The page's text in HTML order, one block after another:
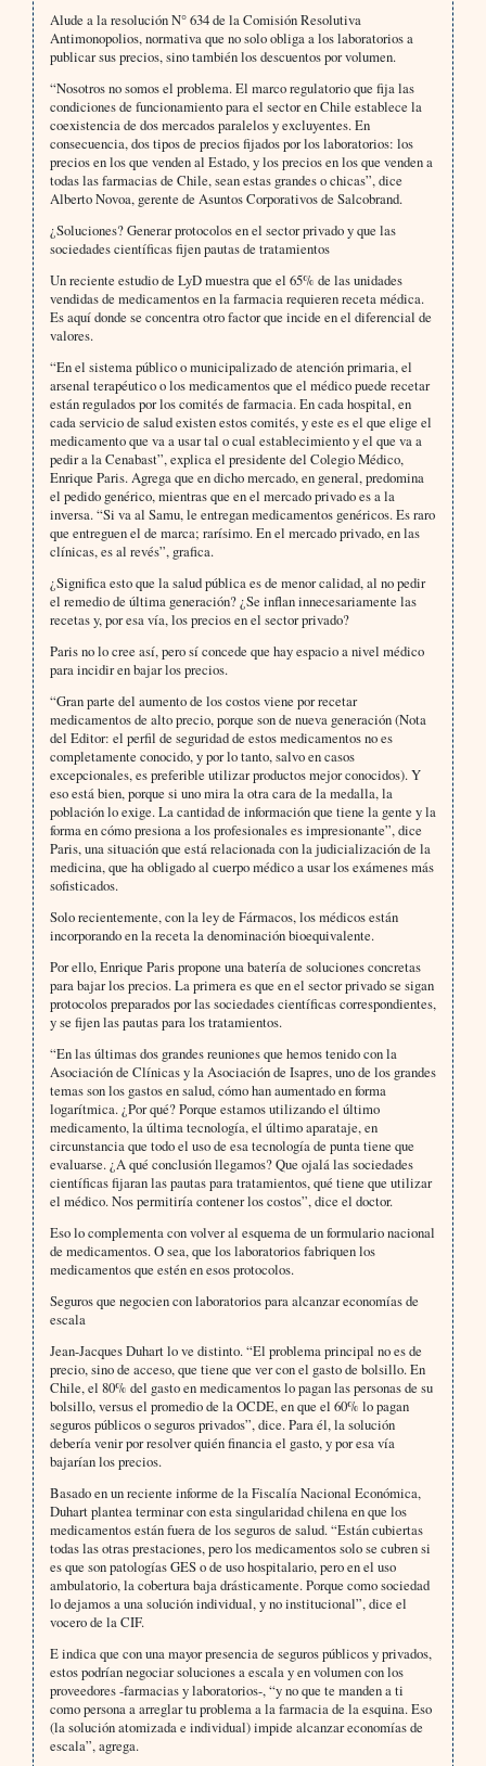
Alude a la resolución N° 634 de la Comisión Resolutiva
Antimonopolios, normativa que no solo obliga a los laboratorios a
publicar sus precios, sino también los descuentos por volumen.
“Nosotros no somos el problema. El marco regulatorio que fija las
condiciones de funcionamiento para el sector en Chile establece la
coexistencia de dos mercados paralelos y excluyentes. En
consecuencia, dos tipos de precios fijados por los laboratorios: los
precios en los que venden al Estado, y los precios en los que venden a
todas las farmacias de Chile, sean estas grandes o chicas”, dice
Alberto Novoa, gerente de Asuntos Corporativos de Salcobrand.
¿Soluciones? Generar protocolos en el sector privado y que las
sociedades científicas fijen pautas de tratamientos
Un reciente estudio de LyD muestra que el 65% de las unidades
vendidas de medicamentos en la farmacia requieren receta médica.
Es aquí donde se concentra otro factor que incide en el diferencial de
valores.
“En el sistema público o municipalizado de atención primaria, el
arsenal terapéutico o los medicamentos que el médico puede recetar
están regulados por los comités de farmacia. En cada hospital, en
cada servicio de salud existen estos comités, y este es el que elige el
medicamento que va a usar tal o cual establecimiento y el que va a
pedir a la Cenabast”, explica el presidente del Colegio Médico,
Enrique Paris. Agrega que en dicho mercado, en general, predomina
el pedido genérico, mientras que en el mercado privado es a la
inversa. “Si va al Samu, le entregan medicamentos genéricos. Es raro
que entreguen el de marca; rarísimo. En el mercado privado, en las
clínicas, es al revés”, grafica.
¿Significa esto que la salud pública es de menor calidad, al no pedir
el remedio de última generación? ¿Se inflan innecesariamente las
recetas y, por esa vía, los precios en el sector privado?
Paris no lo cree así, pero sí concede que hay espacio a nivel médico
para incidir en bajar los precios.
“Gran parte del aumento de los costos viene por recetar
medicamentos de alto precio, porque son de nueva generación (Nota
del Editor: el perfil de seguridad de estos medicamentos no es
completamente conocido, y por lo tanto, salvo en casos
excepcionales, es preferible utilizar productos mejor conocidos). Y
eso está bien, porque si uno mira la otra cara de la medalla, la
población lo exige. La cantidad de información que tiene la gente y la
forma en cómo presiona a los profesionales es impresionante”, dice
Paris, una situación que está relacionada con la judicialización de la
medicina, que ha obligado al cuerpo médico a usar los exámenes más
sofisticados.
Solo recientemente, con la ley de Fármacos, los médicos están
incorporando en la receta la denominación bioequivalente.
Por ello, Enrique Paris propone una batería de soluciones concretas
para bajar los precios. La primera es que en el sector privado se sigan
protocolos preparados por las sociedades científicas correspondientes,
y se fijen las pautas para los tratamientos.
“En las últimas dos grandes reuniones que hemos tenido con la
Asociación de Clínicas y la Asociación de Isapres, uno de los grandes
temas son los gastos en salud, cómo han aumentado en forma
logarítmica. ¿Por qué? Porque estamos utilizando el último
medicamento, la última tecnología, el último aparataje, en
circunstancia que todo el uso de esa tecnología de punta tiene que
evaluarse. ¿A qué conclusión llegamos? Que ojalá las sociedades
científicas fijaran las pautas para tratamientos, qué tiene que utilizar
el médico. Nos permitiría contener los costos”, dice el doctor.
Eso lo complementa con volver al esquema de un formulario nacional
de medicamentos. O sea, que los laboratorios fabriquen los
medicamentos que estén en esos protocolos.
Seguros que negocien con laboratorios para alcanzar economías de
escala
Jean-Jacques Duhart lo ve distinto. “El problema principal no es de
precio, sino de acceso, que tiene que ver con el gasto de bolsillo. En
Chile, el 80% del gasto en medicamentos lo pagan las personas de su
bolsillo, versus el promedio de la OCDE, en que el 60% lo pagan
seguros públicos o seguros privados”, dice. Para él, la solución
debería venir por resolver quién financia el gasto, y por esa vía
bajarían los precios.
Basado en un reciente informe de la Fiscalía Nacional Económica,
Duhart plantea terminar con esta singularidad chilena en que los
medicamentos están fuera de los seguros de salud. “Están cubiertas
todas las otras prestaciones, pero los medicamentos solo se cubren si
es que son patologías GES o de uso hospitalario, pero en el uso
ambulatorio, la cobertura baja drásticamente. Porque como sociedad
lo dejamos a una solución individual, y no institucional”, dice el
vocero de la CIF.
E indica que con una mayor presencia de seguros públicos y privados,
estos podrían negociar soluciones a escala y en volumen con los
proveedores -farmacias y laboratorios-, “y no que te manden a ti
como persona a arreglar tu problema a la farmacia de la esquina. Eso
(la solución atomizada e individual) impide alcanzar economías de
escala”, agrega.